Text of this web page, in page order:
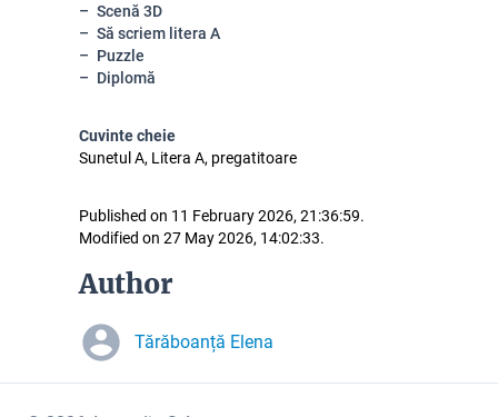
Scenă 3D
Să scriem litera A
Puzzle
Diplomă
Cuvinte cheie
Sunetul A, Litera A, pregatitoare
Published on 11 February 2026, 21:36:59.
Modified on 27 May 2026, 14:02:33.
Author
Tărăboanță Elena